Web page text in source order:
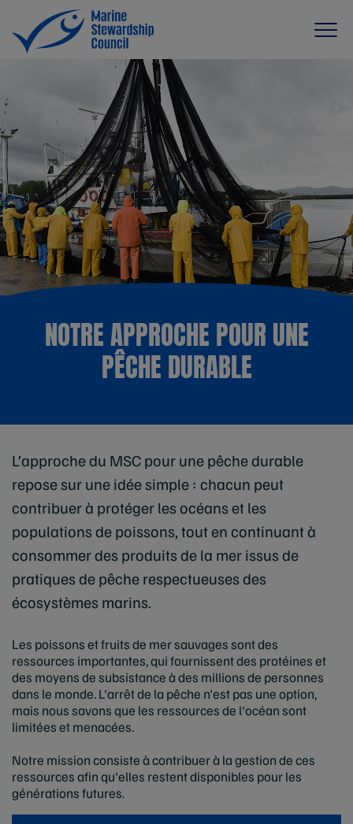
NOTRE APPROCHE POUR UNE
PÊCHE DURABLE
L’approche du MSC pour une pêche durable
repose sur une idée simple : chacun peut
contribuer à protéger les océans et les
populations de poissons, tout en continuant à
consommer des produits de la mer issus de
pratiques de pêche respectueuses des
écosystèmes marins.
Les poissons et fruits de mer sauvages sont des
ressources importantes, qui fournissent des protéines et
des moyens de subsistance à des millions de personnes
dans le monde. L'arrêt de la pêche n'est pas une option,
mais nous savons que les ressources de l'océan sont
limitées et menacées.
Notre mission consiste à contribuer à la gestion de ces
ressources afin qu'elles restent disponibles pour les
générations futures.